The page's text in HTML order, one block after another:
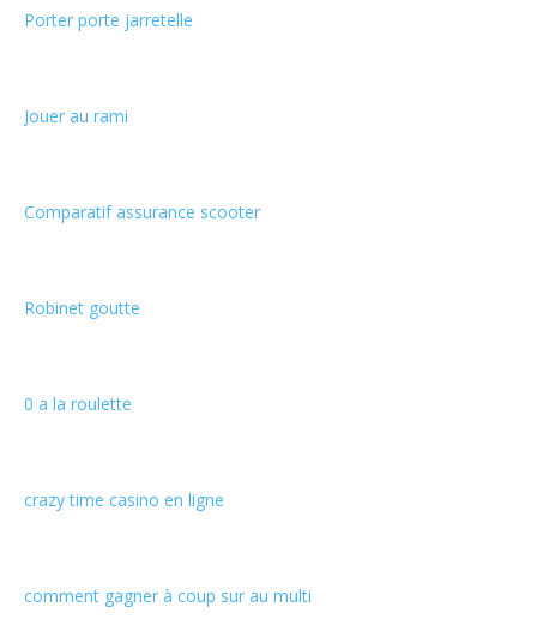
Porter porte jarretelle
Jouer au rami
Comparatif assurance scooter
Robinet goutte
0 a la roulette
crazy time casino en ligne
comment gagner à coup sur au multi